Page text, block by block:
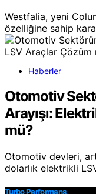
Westfalia, yeni
özelliğine sahip
Haberler
Otomotiv
Arayışı:
mü?
Otomotiv devleri,
dolarlık elektrikli
Turbo Performans